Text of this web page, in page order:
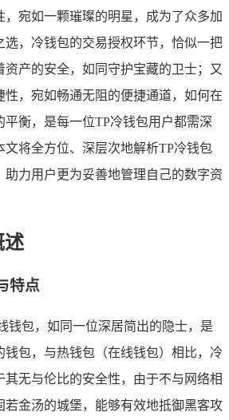
宛如一颗璀璨的明星，成为了众多加
选，冷钱包的交易授权环节，恰似一把
资产的安全，如同守护宝藏的卫士；又
性，宛如畅通无阻的便捷通道，如何在
衡，是每一位TP冷钱包用户都需深
文将全方位、深层次地解析TP冷钱包
助力用户更为妥善地管理自己的数字资
述
特点
钱包，如同一位深居简出的隐士，是
钱包，与热钱包（在线钱包）相比，冷
无与伦比的安全性，由于不与网络相
若金汤的城堡，能够有效地抵御黑客攻